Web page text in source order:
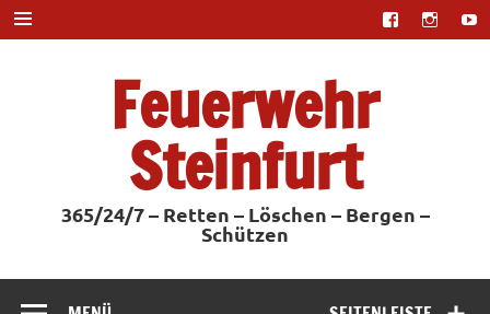
Zum
Inhalt
springen
Feuerwehr
Steinfurt
365/24/7 – Retten – Löschen – Bergen –
Schützen